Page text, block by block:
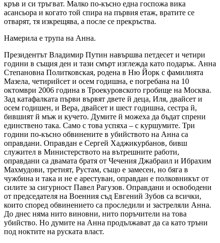
кръв и си тръгват. Малко по-късно една госпожа вика
асансьора и когато той спира на първия етаж, вратите се
отварят, тя изкрещява, а после се прекръс­тва.
Намерила е трупа на Анна.
Президентът Владимир Путин навършва петдесет и четири
години в същия ден и тази смърт изглежда като подарък. Анна
Степановна Политковская, родена в Ню Йорк с фамилията
Мазела, четирийсет и осем годишна, е погребана на 10
октомври 2006 година в Троекуровското гробище на Москва.
Зад катафалката първи вървят двете й деца, Иля, двайсет и
осем годишен, и Вера, двайсет и шест годишна, сестра й,
бившият й мъж и кучето. Думите й можеха да бъдат спрени
единствено така. Само с това успяха – с куршумите. Три
години по-късно обвинените в убийството на Анна са
оправдани. Оправдан е Сергей Хаджикурбанов, бивш
служител в Министерството на вътрешните работи,
оправдани са двамата братя от Чечения Джабраил и Ибрахим
Махмудови, третият, Рустам, също е замесен, но бяга в
чужбина и така и не е арестуван, оправдан е полковникът от
силите за сигурност Павел Рагузов. Оправдани и освободени
от председателя на Военния съд Евгений Зубов са всички,
които според обвинението са проследили и застреляли Анна.
До днес няма нито виновни, нито поръчители на това
убийство. Но думите на Анна продължават да са като тръни
под ноктите на руската власт.